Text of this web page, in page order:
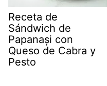
Receta de
Sándwich de
Papanași con
Queso de Cabra y
Pesto